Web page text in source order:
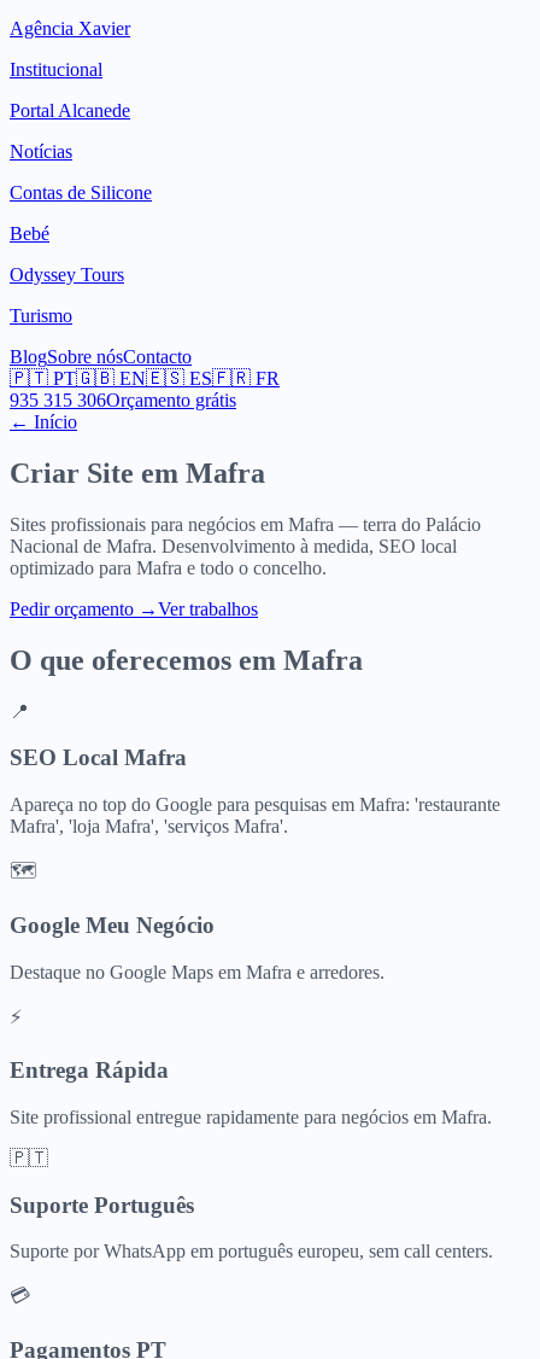
Agência Xavier
Institucional
Portal Alcanede
Notícias
Contas de Silicone
Bebé
Odyssey Tours
Turismo
BlogSobre nósContacto
🇵🇹 PT🇬🇧 EN🇪🇸 ES🇫🇷 FR
935 315 306Orçamento grátis
← Início
Criar Site em Mafra
Sites profissionais para negócios em Mafra — terra do Palácio
Nacional de Mafra. Desenvolvimento à medida, SEO local
optimizado para Mafra e todo o concelho.
Pedir orçamento →Ver trabalhos
O que oferecemos em Mafra
📍
SEO Local Mafra
Apareça no top do Google para pesquisas em Mafra: 'restaurante
Mafra', 'loja Mafra', 'serviços Mafra'.
🗺️
Google Meu Negócio
Destaque no Google Maps em Mafra e arredores.
⚡
Entrega Rápida
Site profissional entregue rapidamente para negócios em Mafra.
🇵🇹
Suporte Português
Suporte por WhatsApp em português europeu, sem call centers.
💳
Pagamentos PT